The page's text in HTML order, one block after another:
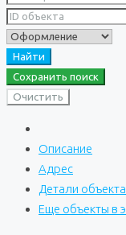
Найти
Сохранить поиск
Очистить
Описание
Адрес
Детали объекта
Еще объекты в